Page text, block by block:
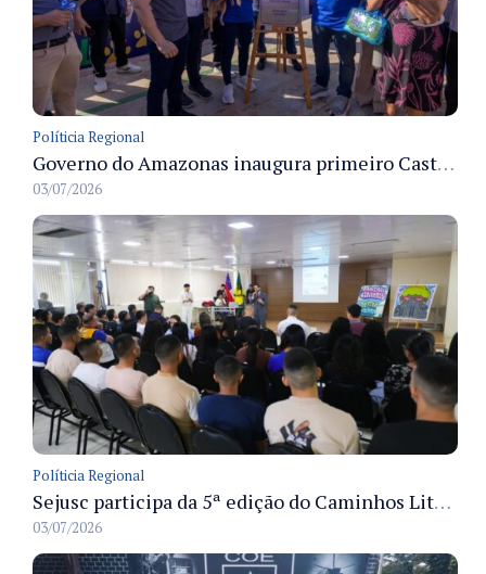
Políticia Regional
Governo do Amazonas inaugura primeiro Castramóvel Fluvial para atendimento veterinário às comunidades ribeirinhas e castração gratuita
03/07/2026
Políticia Regional
Sejusc participa da 5ª edição do Caminhos Literários com foco na cultura hip-hop nas unidades socioeducativas
03/07/2026